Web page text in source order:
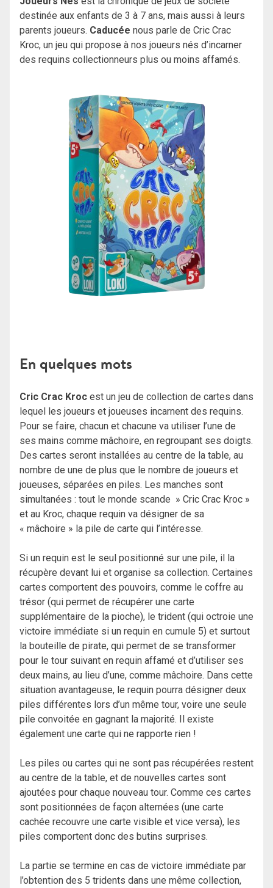
destinée aux enfants de 3 à 7 ans, mais aussi à leurs
parents joueurs. Caducée nous parle de Cric Crac
Kroc, un jeu qui propose à nos joueurs nés d’incarner
des requins collectionneurs plus ou moins affamés.
En quelques mots
Cric Crac Kroc est un jeu de collection de cartes dans
lequel les joueurs et joueuses incarnent des requins.
Pour se faire, chacun et chacune va utiliser l’une de
ses mains comme mâchoire, en regroupant ses doigts.
Des cartes seront installées au centre de la table, au
nombre de une de plus que le nombre de joueurs et
joueuses, séparées en piles. Les manches sont
simultanées : tout le monde scande » Cric Crac Kroc »
et au Kroc, chaque requin va désigner de sa
« mâchoire » la pile de carte qui l’intéresse.
Si un requin est le seul positionné sur une pile, il la
récupère devant lui et organise sa collection. Certaines
cartes comportent des pouvoirs, comme le coffre au
trésor (qui permet de récupérer une carte
supplémentaire de la pioche), le trident (qui octroie une
victoire immédiate si un requin en cumule 5) et surtout
la bouteille de pirate, qui permet de se transformer
pour le tour suivant en requin affamé et d’utiliser ses
deux mains, au lieu d’une, comme mâchoire. Dans cette
situation avantageuse, le requin pourra désigner deux
piles différentes lors d’un même tour, voire une seule
pile convoitée en gagnant la majorité. Il existe
également une carte qui ne rapporte rien !
Les piles ou cartes qui ne sont pas récupérées restent
au centre de la table, et de nouvelles cartes sont
ajoutées pour chaque nouveau tour. Comme ces cartes
sont positionnées de façon alternées (une carte
cachée recouvre une carte visible et vice versa), les
piles comportent donc des butins surprises.
La partie se termine en cas de victoire immédiate par
l’obtention des 5 tridents dans une même collection,